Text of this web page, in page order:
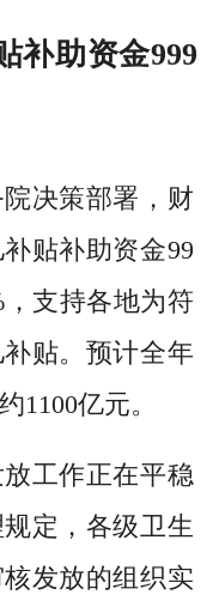
补助资金999
决策部署，财
贴补助资金99
支持各地为符
贴。预计全年
1100亿元。
工作正在平稳
定，各级卫生
发放的组织实